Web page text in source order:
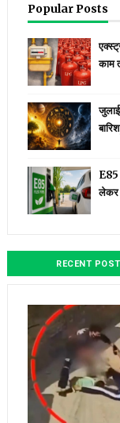
Popular Posts
काम
E85
लेकर
RECENT